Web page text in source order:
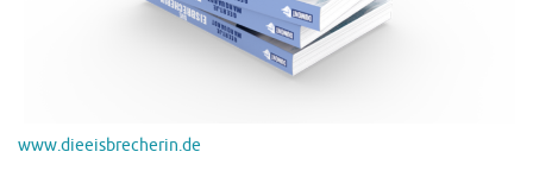
www.dieeisbrecherin.de